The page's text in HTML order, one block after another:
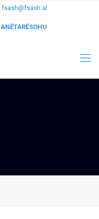
fsash@fsash.al
ANËTARËSOHU